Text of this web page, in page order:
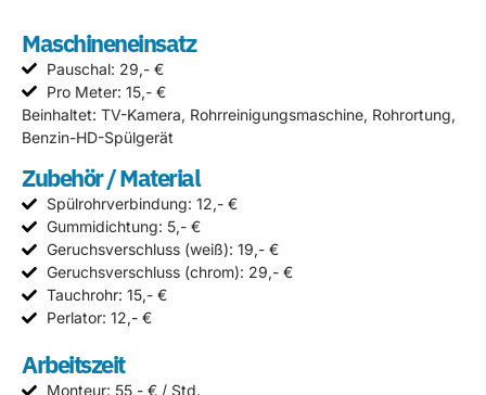
Maschineneinsatz
Pauschal: 29,- €
Pro Meter: 15,- €
Beinhaltet: TV-Kamera, Rohrreinigungsmaschine, Rohrortung,
Benzin-HD-Spülgerät
Zubehör / Material
Spülrohrverbindung: 12,- €
Gummidichtung: 5,- €
Geruchsverschluss (weiß): 19,- €
Geruchsverschluss (chrom): 29,- €
Tauchrohr: 15,- €
Perlator: 12,- €
Arbeitszeit
Monteur: 55,- € / Std.